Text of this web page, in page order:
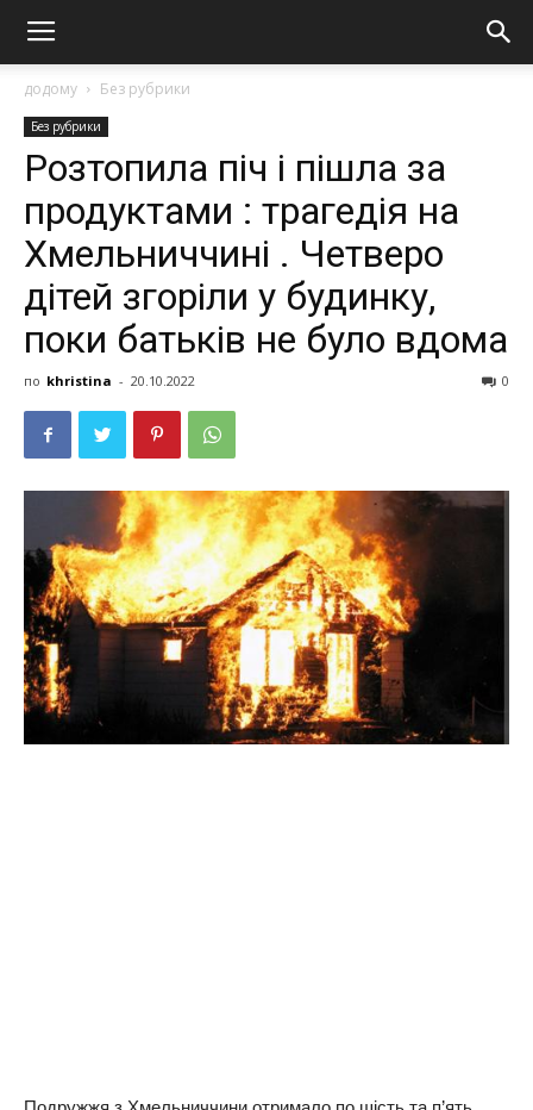
додому Без рубрики
Без рубрики
Розтопила піч і пішла за
продуктами : трагедія на
Хмельниччині . Четверо
дітей згоріли у будинку,
поки батьків не було вдома
по khristina - 20.10.2022 0